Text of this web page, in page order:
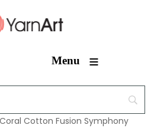
Menu ≡
Coral Cotton Fusion Symphony